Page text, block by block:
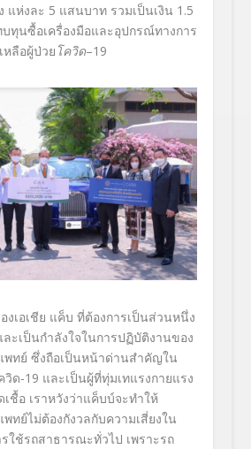
แห่งละ 5 แสนบาท รวมเป็นเงิน 1.5
ทุนซื้อเครื่องมือและอุปกรณ์ทางการ
หลือผู้ป่วย โควิด–19
งเอเชีย แค็บ ที่ต้องการเป็นส่วนหนึ่ง
ะเป็นกำลังใจในการปฏิบัติงานของ
พทย์ ซึ่งถือเป็นหน้าด่านสำคัญใน
วิด-19 และเป็นผู้ที่ทุ่มเทแรงกายแรง
ชื้อ เราหวังว่าแค็บบ์จะทำให้
ทย์ไม่ต้องกังวลกับความเสี่ยงใน
ใช้รถสาธารณะทั่วไป เพราะรถ